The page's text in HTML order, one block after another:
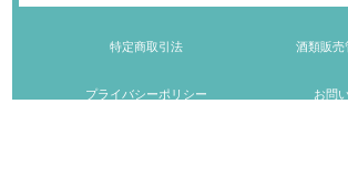
特定商取引法 酒類販売
プライバシーポリシー お問